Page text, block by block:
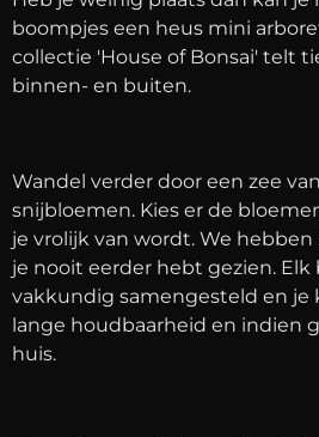
boompjes een heus mini
collectie 'House of Bonsai' telt
binnen- en buiten.
Wandel verder door een zee
snijbloemen. Kies er de
je vrolijk van wordt. We
je nooit eerder hebt gezien.
vakkundig samengesteld en je
lange houdbaarheid en indien
huis.